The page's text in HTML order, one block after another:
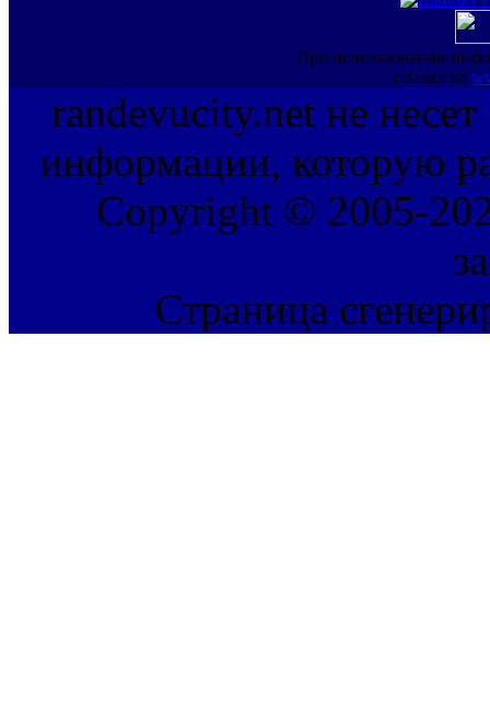
При использовании
ссылка на
randevucity.net не несет
информации, которую
Copyright © 2005-
Страница